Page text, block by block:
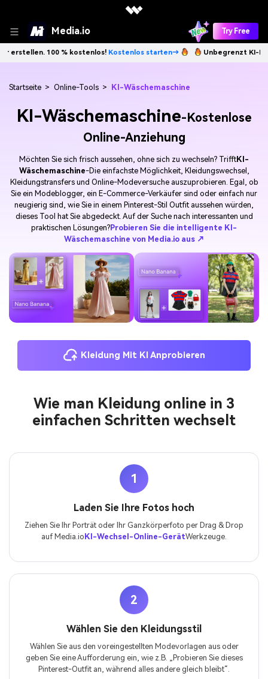
Media.io Try Free
100 % kostenlos!Kostenlos starten→ Unbegrenzt KI-Bilder
Startseite > Online-Tools > KI-Wäschemaschine
KI-Wäschemaschine-Kostenlose
Online-Anziehung
Möchten Sie sich frisch aussehen, ohne sich zu wechseln? TrifftKI-
Wäschemaschine-Die einfachste Möglichkeit, Kleidungswechsel,
Kleidungstransfers und Online-Modeversuche auszuprobieren. Egal, ob
Sie ein Modeblogger, ein E-Commerce-Verkäufer sind oder einfach nur
neugierig sind, wie Sie in einem Pinterest-Stil Outfit aussehen würden,
dieses Tool hat Sie abgedeckt. Auf der Suche nach interessanten und
praktischen Lösungen?Probieren Sie die intelligente KI-
Wäschemaschine von Media.io aus ↗
Kleidung Mit KI Anprobieren
Wie man Kleidung online in 3
einfachen Schritten wechselt
1
Laden Sie Ihre Fotos hoch
Ziehen Sie Ihr Porträt oder Ihr Ganzkörperfoto per Drag & Drop
auf Media.ioKI-Wechsel-Online-GerätWerkzeuge.
2
Wählen Sie den Kleidungsstil
Wählen Sie aus den voreingestellten Modevorlagen aus oder
geben Sie eine Aufforderung ein, wie z.B. „Probieren Sie dieses
Pinterest-Outfit an, während alles andere gleich bleibt“.